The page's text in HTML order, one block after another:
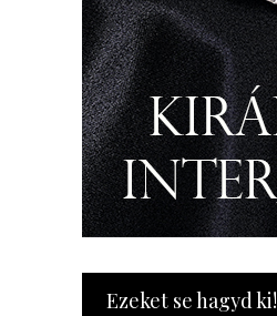
Ezeket se hagyd ki!